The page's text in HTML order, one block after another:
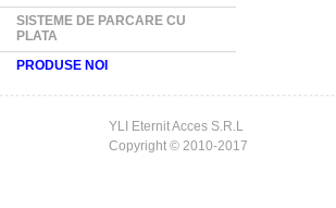
SISTEME DE PARCARE CU
PLATA
PRODUSE NOI
YLI Eternit Acces S.R.L
Copyright © 2010-2017